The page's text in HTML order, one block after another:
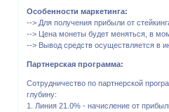
Особенности маркетинга:
--> Для получения прибыли от
--> Цена монеты будет меняться, в
--> Вывод средств осуществляется в
Партнерская программа:
Сотрудничество по партнерской
глубину:
1. Линия 21.0% - начисление от